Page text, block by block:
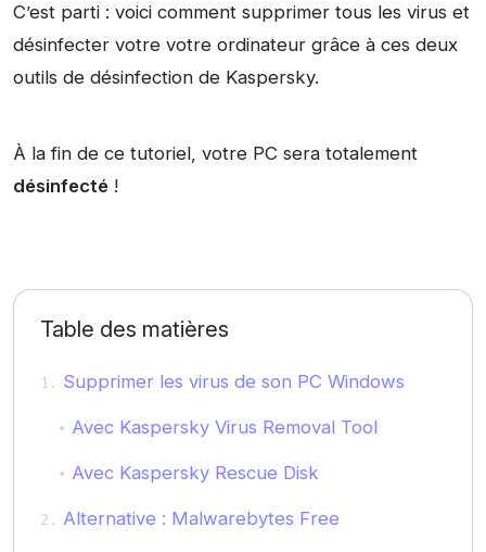
C’est parti : voici comment supprimer tous les virus et
désinfecter votre votre ordinateur grâce à ces deux
outils de désinfection de Kaspersky.
À la fin de ce tutoriel, votre PC sera totalement
désinfecté !
Table des matières
Supprimer les virus de son PC Windows
Avec Kaspersky Virus Removal Tool
Avec Kaspersky Rescue Disk
Alternative : Malwarebytes Free